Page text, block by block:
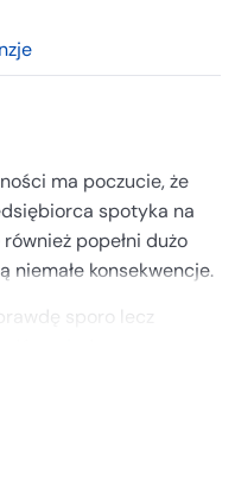
ma poczucie, że
spotyka na
popełni dużo
niemałe konsekwencje.
sporo lecz